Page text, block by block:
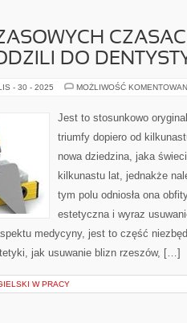
DO
- 30 - 2025 MOŻLIWOŚĆ
Jest to stosunkowo
triumfy dopiero od
nowa dziedzina, jaka
kilkunastu lat, jednakże
tym polu odniosła ona
estetyczna i wyraz
medycyny, jest to część
jak usuwanie blizn rzeszów, […]
W PRACY